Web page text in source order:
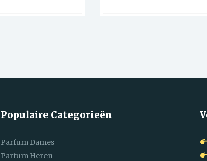
Populaire Categorieën
Parfum Dames
Parfum Heren